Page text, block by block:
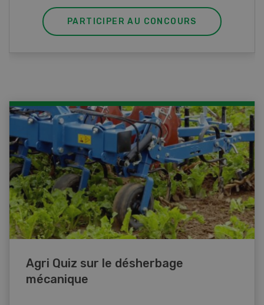
PARTICIPER AU CONCOURS
Agri Quiz sur le désherbage
mécanique